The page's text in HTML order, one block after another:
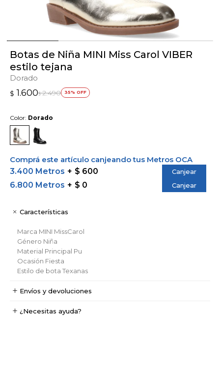
Botas de Niña MINI Miss Carol VIBER
estilo tejana
Dorado
$ 1.600$ 2.490 35
Color: Dorado
Comprá este artículo canjeando tus Metros OCA
3.400 Metros
$ 600 Canjear
6.800 Metros $ 0 Canjear
Características
Marca MINI MissCarol
Género Niña
Material Principal Pu
Ocasión Fiesta
Estilo de bota Texanas
Envíos y devoluciones
¿Necesitas ayuda?